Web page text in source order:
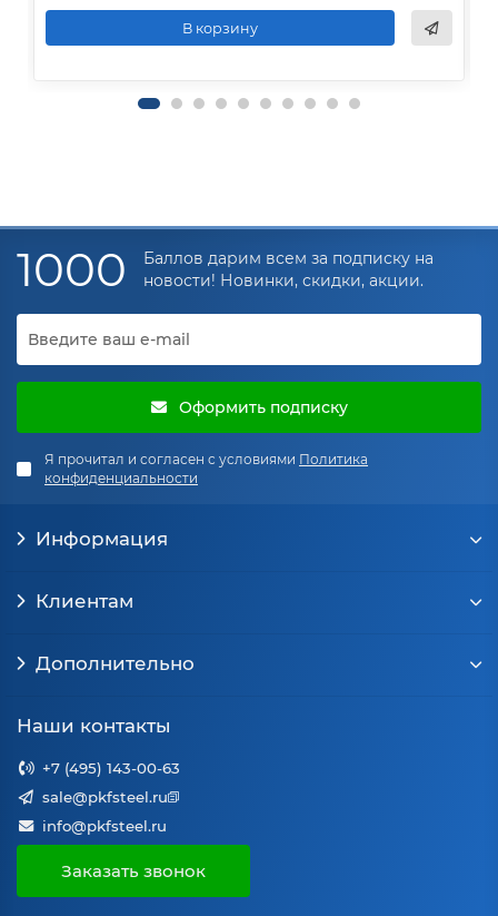
В корзину
1000
Баллов дарим всем за подписку на
новости! Новинки, скидки, акции.
Оформить подписку
Я прочитал и согласен с условиями Политика
конфиденциальности
Информация
Клиентам
Дополнительно
Наши контакты
+7 (495) 143-00-63
sale@pkfsteel.ru
info@pkfsteel.ru
Заказать звонок